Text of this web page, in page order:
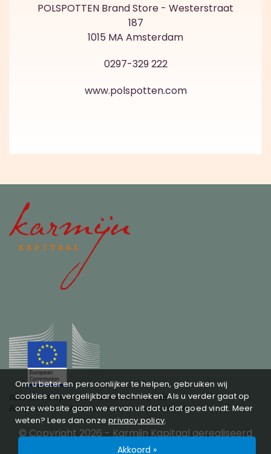
POLSPOTTEN Brand Store - Westerstraat
187
1015 MA Amsterdam
0297-329 222
www.polspotten.com
Deze activiteit profiteert van de steun van de
Europese Unie in het kader van het InvestEU-fonds
© Copyright 2026 -Karmijn Kapitaalgerealiseerd
Privacy policy
Om u beter en persoonlijker te helpen, gebruiken wij
cookies en vergelijkbare technieken. Als u verder gaat op
onze website gaan we ervan uit dat u dat goed vindt. Meer
weten? Lees dan onzeprivacy policy.
Akkoord »